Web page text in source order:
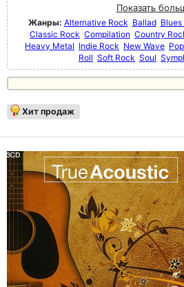
Показать
Жанры: Alternative Rock Ballad Blues
Classic Rock Compilation Country
Heavy Metal Indie Rock New Wave
Roll Soft Rock Soul
Хит продаж